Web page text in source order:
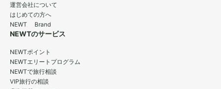
運営会社について
はじめての方へ
NEWT Brand
NEWTのサービス
NEWTポイント
NEWTエリートプログラム
NEWTで旅行相談
VIP旅行の相談